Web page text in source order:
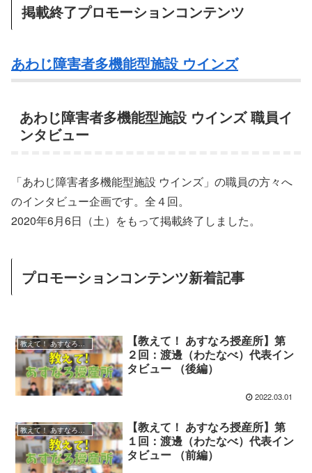
掲載終了プロモーションコンテンツ
あわじ障害者多機能型施設 ウインズ
あわじ障害者多機能型施設 ウインズ 職員イ
ンタビュー
「あわじ障害者多機能型施設 ウインズ」の職員の方々へ
のインタビュー企画です。全４回。
2020年6月6日（土）をもって掲載終了しました。
プロモーションコンテンツ新着記事
教えて！ あすなろ授産所
【教えて！ あすなろ授産所】第
２回：渡邊（わたなべ）代表イン
タビュー （後編）
2022.03.01
教えて！ あすなろ授産所
【教えて！ あすなろ授産所】第
１回：渡邊（わたなべ）代表イン
タビュー （前編）